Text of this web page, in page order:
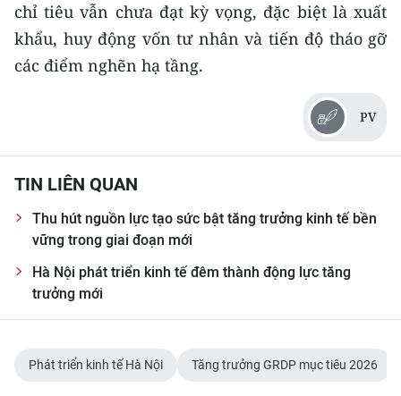
MEDIA CENTER
E-Magazine
Media Kinh tế
Media Văn hóa
Media Pháp luật
chỉ tiêu vẫn chưa đạt kỳ vọng, đặc biệt là xuất
khẩu, huy động vốn tư nhân và tiến độ tháo gỡ
các điểm nghẽn hạ tầng.
PV
TIN LIÊN QUAN
Thu hút nguồn lực tạo sức bật tăng trưởng kinh tế bền
vững trong giai đoạn mới
Hà Nội phát triển kinh tế đêm thành động lực tăng
trưởng mới
Phát triển kinh tế Hà Nội Tăng trưởng GRDP mục tiêu 2026